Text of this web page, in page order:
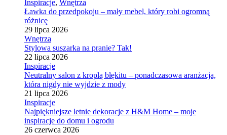
Inspiracje, Wnętrza
Ławka do przedpokoju – mały mebel, który robi ogromną
różnicę
29 lipca 2026
Wnętrza
Stylowa suszarka na pranie? Tak!
22 lipca 2026
Inspiracje
Neutralny salon z kroplą błękitu – ponadczasowa aranżacja,
która nigdy nie wyjdzie z mody
21 lipca 2026
Inspiracje
Najpiękniejsze letnie dekoracje z H&M Home – moje
inspiracje do domu i ogrodu
26 czerwca 2026